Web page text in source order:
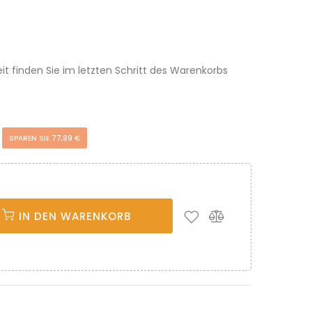
finden Sie im letzten Schritt des Warenkorbs
SPAREN SIE 77,99 €
IN DEN WARENKORB